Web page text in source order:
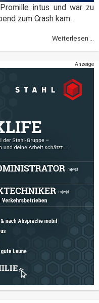
intus und war zu
zum Crash kam.
Weiterlesen ...
Anzeige